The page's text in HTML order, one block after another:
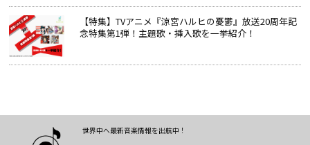
【特集】TVアニメ『涼宮ハルヒの憂鬱』放送20周年記
念特集第1弾！主題歌・挿入歌を一挙紹介！
世界中へ最新音楽情報を出航中！